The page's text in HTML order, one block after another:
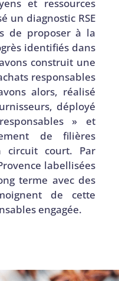
et ressources
un diagnostic RSE
de proposer à la
identifiés dans
construit une
responsables
alors, réalisé
déployé
» et
de filières
circuit court. Par
labellisées
terme avec des
de cette
engagée.